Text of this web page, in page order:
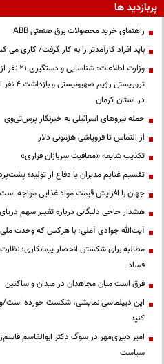
پربازدید ها
راهنمای خرید محصولات برق صنعتی ABB
باید افراد کارآمدتر را به کار گرفت/ کاری
وزارت
در استان کرمان
حمله نیروهای اسرائیلی به خبرنگار پرس‌تی‌وی
از التماس تا فروپاشی هژمونی دلار
تکذیب شایعه «معافیت سربازان فراری»
تقسیم غنایم مدیران یا دفاع از تولید؛
جهان با افزایش قیمت مواد غذایی مواجه است
هشدار حاجی دلیگانی درباره تغییر سهم
آیت‌الله جوادی آملی: با هرکس که وحدت ملی و
مطالبه برای شکستن انحصار پیمانکاری؛ نظارت
فساد
فرق است میان مجاهدان در میدان و ساکتین
این دیپلماسی نمایشی، شکست خورده است/
کنید
امیر دبیری‌مهر در سوگ دکتر ابوالقاسم
سیاست